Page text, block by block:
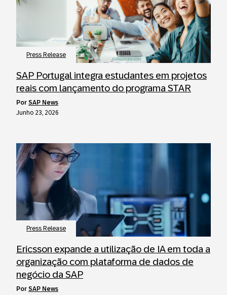
Press Release
SAP Portugal integra estudantes em projetos
reais com lançamento do programa STAR
por SAP News
Junho 23, 2026
Press Release
Ericsson expande a utilização de IA em toda a
organização com plataforma de dados de
negócio da SAP
por SAP News